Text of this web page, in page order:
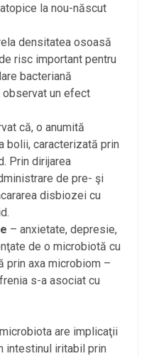
la nou-născut
densitatea osoasă
risc important pentru
bacteriană
observat un efect
că, o anumită
bolii, caracterizată prin
Prin dirijarea
de pre- şi
disbiozei cu
– anxietate, depresie,
de o microbiotă cu
prin axa microbiom –
s-a asociat cu
are implicaţii
intestinul iritabil prin